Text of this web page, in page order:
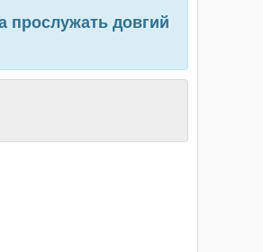
прослужать довгий